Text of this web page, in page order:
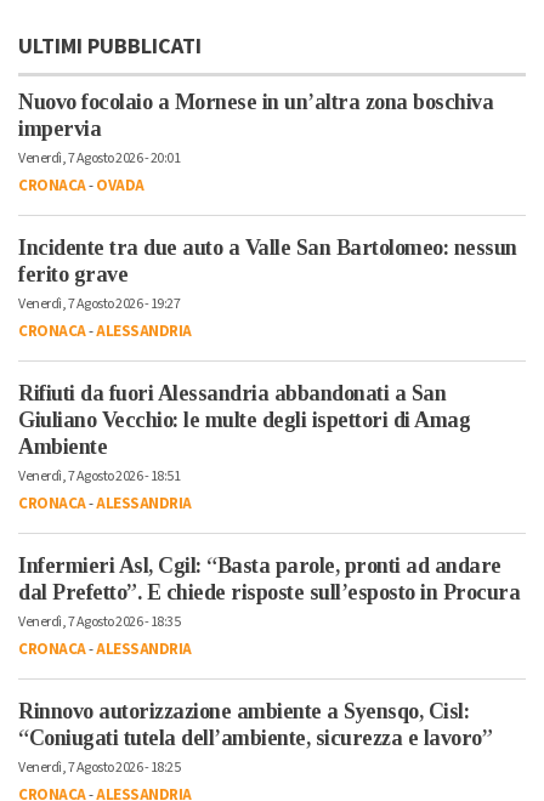
ULTIMI PUBBLICATI
Nuovo focolaio a Mornese in un’altra zona boschiva
impervia
Venerdì, 7 Agosto 2026 - 20:01
CRONACA-OVADA
Incidente tra due auto a Valle San Bartolomeo: nessun
ferito grave
Venerdì, 7 Agosto 2026 - 19:27
CRONACA-ALESSANDRIA
Rifiuti da fuori Alessandria abbandonati a San
Giuliano Vecchio: le multe degli ispettori di Amag
Ambiente
Venerdì, 7 Agosto 2026 - 18:51
CRONACA-ALESSANDRIA
Infermieri Asl, Cgil: “Basta parole, pronti ad andare
dal Prefetto”. E chiede risposte sull’esposto in Procura
Venerdì, 7 Agosto 2026 - 18:35
CRONACA-ALESSANDRIA
Rinnovo autorizzazione ambiente a Syensqo, Cisl:
“Coniugati tutela dell’ambiente, sicurezza e lavoro”
Venerdì, 7 Agosto 2026 - 18:25
CRONACA-ALESSANDRIA